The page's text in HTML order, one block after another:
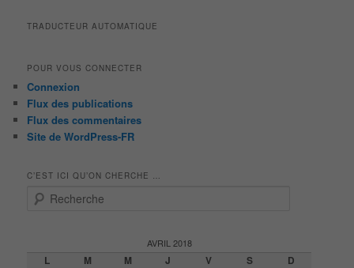
TRADUCTEUR AUTOMATIQUE
POUR VOUS CONNECTER
Connexion
Flux des publications
Flux des commentaires
Site de WordPress-FR
C’EST ICI QU’ON CHERCHE …
AVRIL 2018
L M M J V S
D